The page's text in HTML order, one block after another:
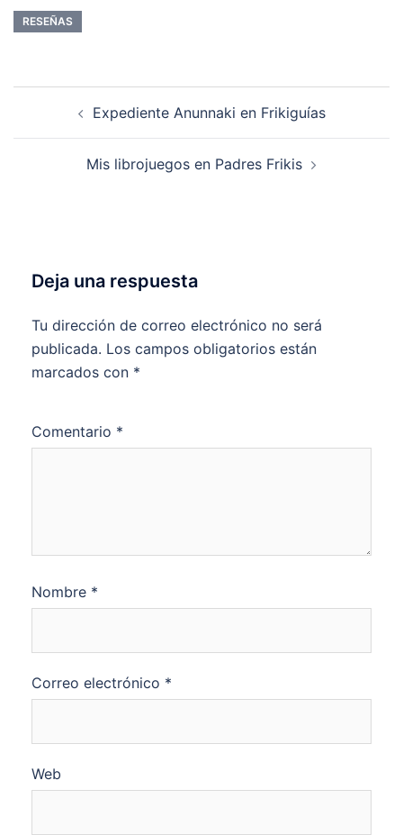
RESEÑAS
entradas
Expediente Anunnaki en Frikiguías
Mis librojuegos en Padres Frikis
Deja una respuesta
Tu dirección de correo electrónico no será
publicada. Los campos obligatorios están
marcados con *
Comentario *
Nombre *
Correo electrónico *
Web